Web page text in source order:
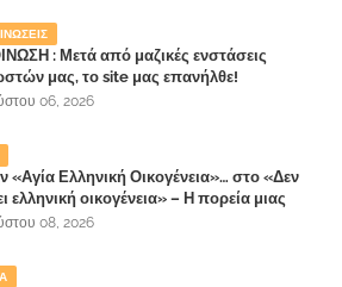
: Μετά από μαζικές ενστάσεις
μας, το site μας επανήλθε!
06, 2026
«Αγία Ελληνική Οικογένεια»… στο «Δεν
ελληνική οικογένεια» – Η πορεία μιας
που κινδυνεύει να ξεχάσει ποια είναι
08, 2026